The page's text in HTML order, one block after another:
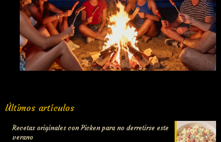
Últimos artículos
Recetas originales con Picken para no derretirse este
verano